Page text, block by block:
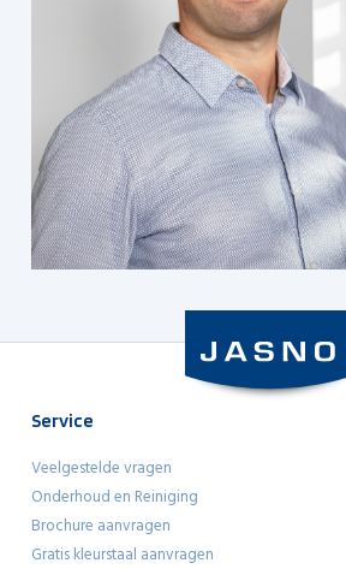
Service
Veelgestelde vragen
Onderhoud en Reiniging
Brochure aanvragen
Gratis kleurstaal aanvragen